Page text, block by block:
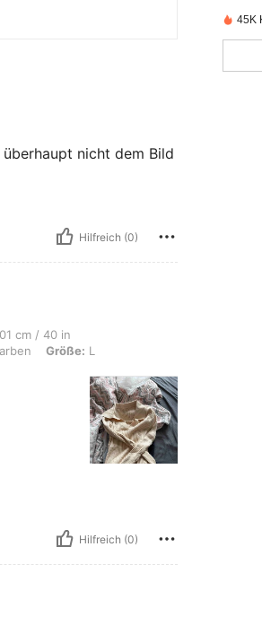
nicht dem Bild
Hilfreich (0)
76 cm / 30 in, Hüften: 80 cm / 31 in, Körperform:
cm / 40 in
Größe: L
Hilfreich (0)
45K